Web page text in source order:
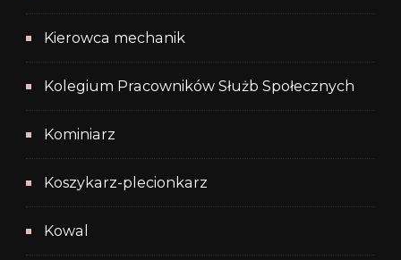
Kierowca mechanik
Kolegium Pracowników Służb Społecznych
Kominiarz
Koszykarz-plecionkarz
Kowal